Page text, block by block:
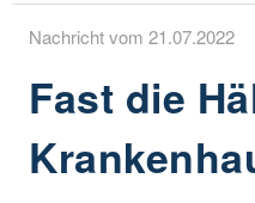
Nachricht vom
Fast die